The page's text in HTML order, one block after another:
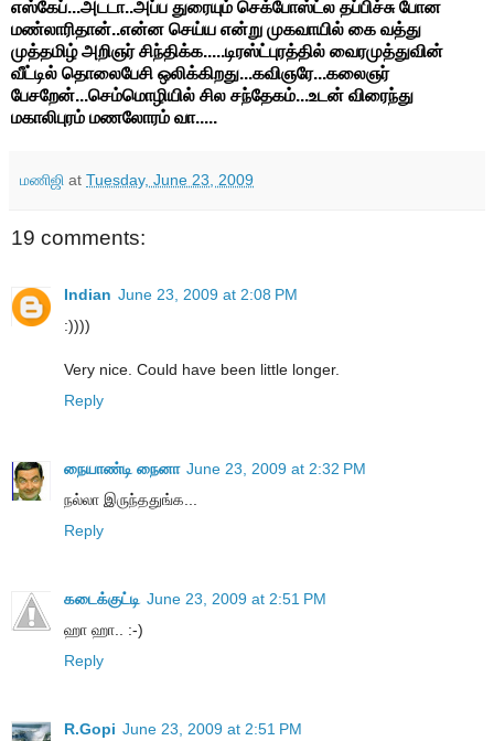
எஸ்கேப்...அடடா..அப்ப துரையும் செக்போஸ்ட்ல தப்பிச்சு போன
மண்லாரிதான்..என்ன செய்ய என்று முகவாயில் கை வத்து
முத்தமிழ் அறிஞர் சிந்திக்க.....டிரஸ்ட்புரத்தில் வைரமுத்துவின்
வீட்டில் தொலைபேசி ஒலிக்கிறது...கவிஞரே...கலைஞர்
பேசறேன்...செம்மொழியில் சில சந்தேகம்...உடன் விரைந்து
மகாலிபுரம் மணலோரம் வா.....
மணிஜி at Tuesday, June 23, 2009
19 comments:
Indian June 23, 2009 at 2:08 PM
:))))
Very nice. Could have been little longer.
Reply
நையாண்டி நைனா June 23, 2009 at 2:32 PM
நல்லா இருந்ததுங்க...
Reply
கடைக்குட்டி June 23, 2009 at 2:51 PM
ஹா ஹா.. :-)
Reply
R.Gopi June 23, 2009 at 2:51 PM